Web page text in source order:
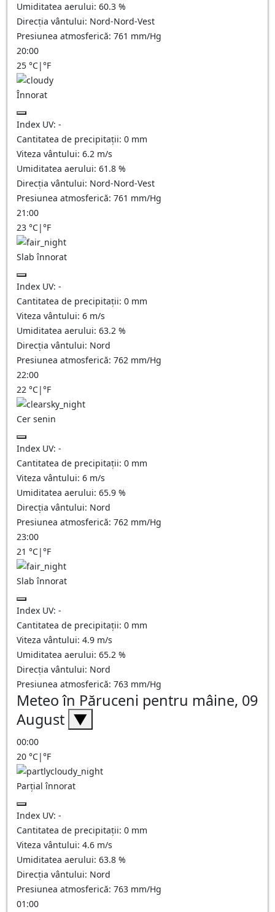
Umiditatea aerului: 60.3 %
Direcția vântului: Nord-Nord-Vest
Presiunea atmosferică: 761 mm/Hg
20:00
25 °C|°F
Înnorat
Index UV: -
Cantitatea de precipitații: 0 mm
Viteza vântului: 6.2 m/s
Umiditatea aerului: 61.8 %
Direcția vântului: Nord-Nord-Vest
Presiunea atmosferică: 761 mm/Hg
21:00
23 °C|°F
Slab înnorat
Index UV: -
Cantitatea de precipitații: 0 mm
Viteza vântului: 6 m/s
Umiditatea aerului: 63.2 %
Direcția vântului: Nord
Presiunea atmosferică: 762 mm/Hg
22:00
22 °C|°F
Cer senin
Index UV: -
Cantitatea de precipitații: 0 mm
Viteza vântului: 6 m/s
Umiditatea aerului: 65.9 %
Direcția vântului: Nord
Presiunea atmosferică: 762 mm/Hg
23:00
21 °C|°F
Slab înnorat
Index UV: -
Cantitatea de precipitații: 0 mm
Viteza vântului: 4.9 m/s
Umiditatea aerului: 65.2 %
Direcția vântului: Nord
Presiunea atmosferică: 763 mm/Hg
Meteo în Păruceni pentru mâine, 09
August ▼
00:00
20 °C|°F
Parțial înnorat
Index UV: -
Cantitatea de precipitații: 0 mm
Viteza vântului: 4.6 m/s
Umiditatea aerului: 63.8 %
Direcția vântului: Nord
Presiunea atmosferică: 763 mm/Hg
01:00